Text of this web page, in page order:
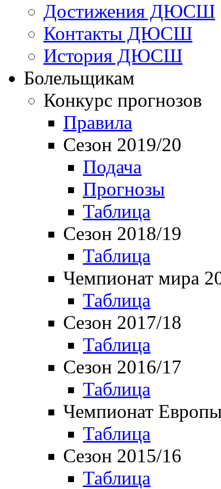
Достижения ДЮСШ
Контакты ДЮСШ
История ДЮСШ
Болельщикам
Конкурс прогнозов
Правила
Сезон 2019/20
Подача
Прогнозы
Таблица
Сезон 2018/19
Таблица
Чемпионат мира
Таблица
Сезон 2017/18
Таблица
Сезон 2016/17
Таблица
Чемпионат
Таблица
Сезон 2015/16
Таблица